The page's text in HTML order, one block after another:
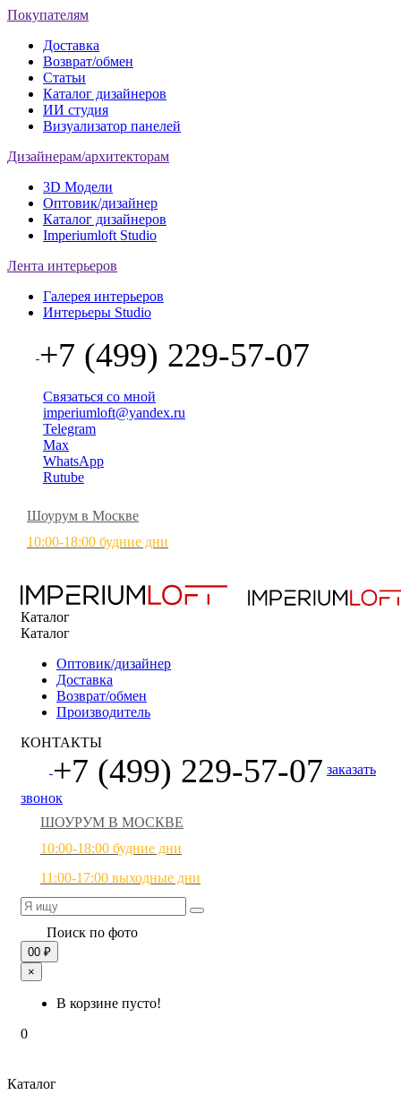
Покупателям
Доставка
Возврат/обмен
Статьи
Каталог дизайнеров
ИИ студия
Визуализатор панелей
Дизайнерам/архитекторам
3D Модели
Оптовик/дизайнер
Каталог дизайнеров
Imperiumloft Studio
Лента интерьеров
Галерея интерьеров
Интерьеры Studio
+7 (499) 229-57-07
Связаться со мной
imperiumloft@yandex.ru
Telegram
Max
WhatsApp
Rutube
Шоурум в Москве
10:00-18:00 будние дни
Каталог
Каталог
Оптовик/дизайнер
Доставка
Возврат/обмен
Производитель
КОНТАКТЫ
+7 (499) 229-57-07 заказать
звонок
ШОУРУМ В МОСКВЕ
10:00-18:00 будние дни
11:00-17:00 выходные дни
Поиск по фото
00 ₽
×
В корзине пусто!
0
Каталог